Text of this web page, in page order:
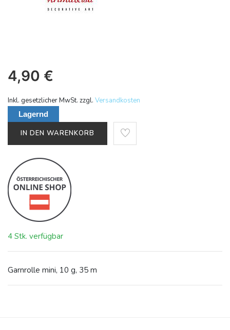
4,90 €
Inkl. gesetzlicher MwSt. zzgl. Versandkosten
Lagernd
IN DEN WARENKORB
4 Stk. verfügbar
Garnrolle mini, 10 g, 35 m